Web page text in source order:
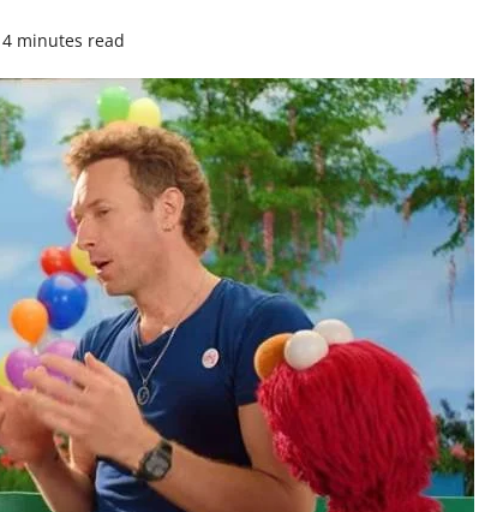
4 minutes read